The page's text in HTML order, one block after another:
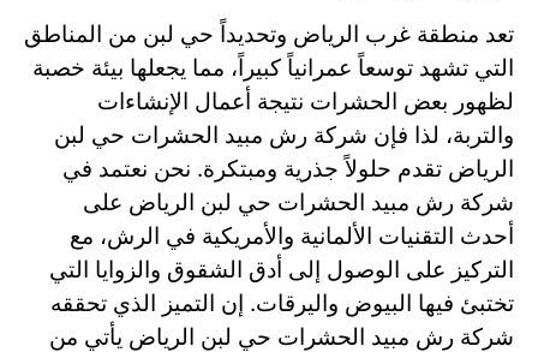
تعد منطقة غرب الرياض وتحديداً حي لبن من المناطق
التي تشهد توسعاً عمرانياً كبيراً، مما يجعلها بيئة خصبة
لظهور بعض الحشرات نتيجة أعمال الإنشاءات
والتربة، لذا فإن شركة رش مبيد الحشرات حي لبن
الرياض تقدم حلولاً جذرية ومبتكرة. نحن نعتمد في
شركة رش مبيد الحشرات حي لبن الرياض على
أحدث التقنيات الألمانية والأمريكية في الرش، مع
التركيز على الوصول إلى أدق الشقوق والزوايا التي
تختبئ فيها البيوض واليرقات. إن التميز الذي تحققه
شركة رش مبيد الحشرات حي لبن الرياض يأتي من